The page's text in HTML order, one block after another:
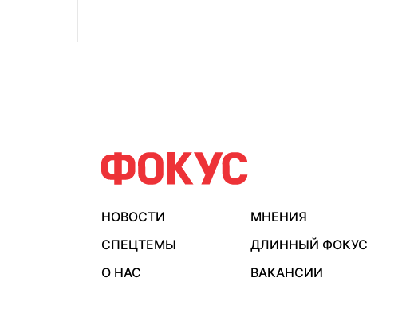
НОВОСТИ МНЕНИЯ
СПЕЦТЕМЫ
ДЛИННЫЙ ФОКУС
О НАС
ВАКАНСИИ